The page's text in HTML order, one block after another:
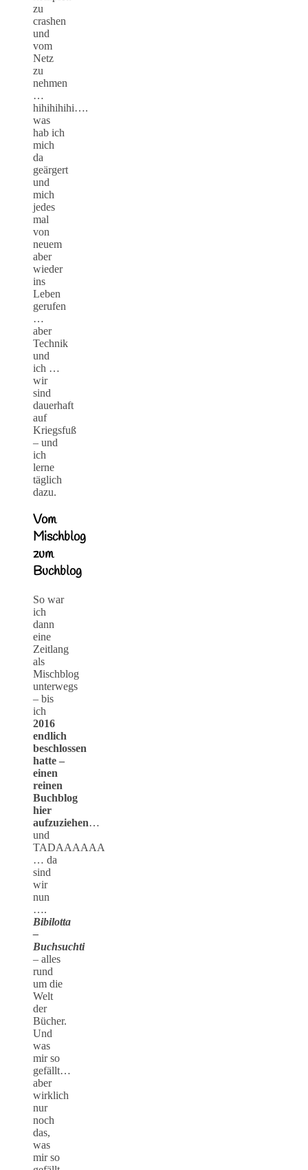
zu
crashen
und
vom
Netz
zu
nehmen
…
hihihihihi….
was
hab ich
mich
da
geärgert
und
mich
jedes
mal
von
neuem
aber
wieder
ins
Leben
gerufen
…
aber
Technik
und
ich …
wir
sind
dauerhaft
auf
Kriegsfuß
– und
ich
lerne
täglich
dazu.
Vom
Mischblog
zum
Buchblog
So war
ich
dann
eine
Zeitlang
als
Mischblog
unterwegs
– bis
ich
2016
endlich
beschlossen
hatte –
einen
reinen
Buchblog
hier
aufzuziehen…
und
TADAAAAAA
… da
sind
wir
nun
….
Bibilotta
–
Buchsuchti
– alles
rund
um die
Welt
der
Bücher.
Und
was
mir so
gefällt…
aber
wirklich
nur
noch
das,
was
mir so